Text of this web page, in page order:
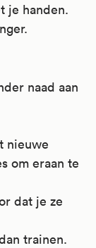
je handen.
naad aan
nieuwe
om eraan te
dat je ze
trainen.